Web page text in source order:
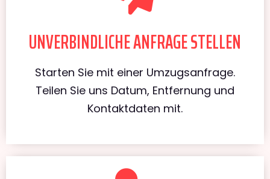
UNVERBINDLICHE ANFRAGE STELLEN
Starten Sie mit einer Umzugsanfrage.
Teilen Sie uns Datum, Entfernung und
Kontaktdaten mit.